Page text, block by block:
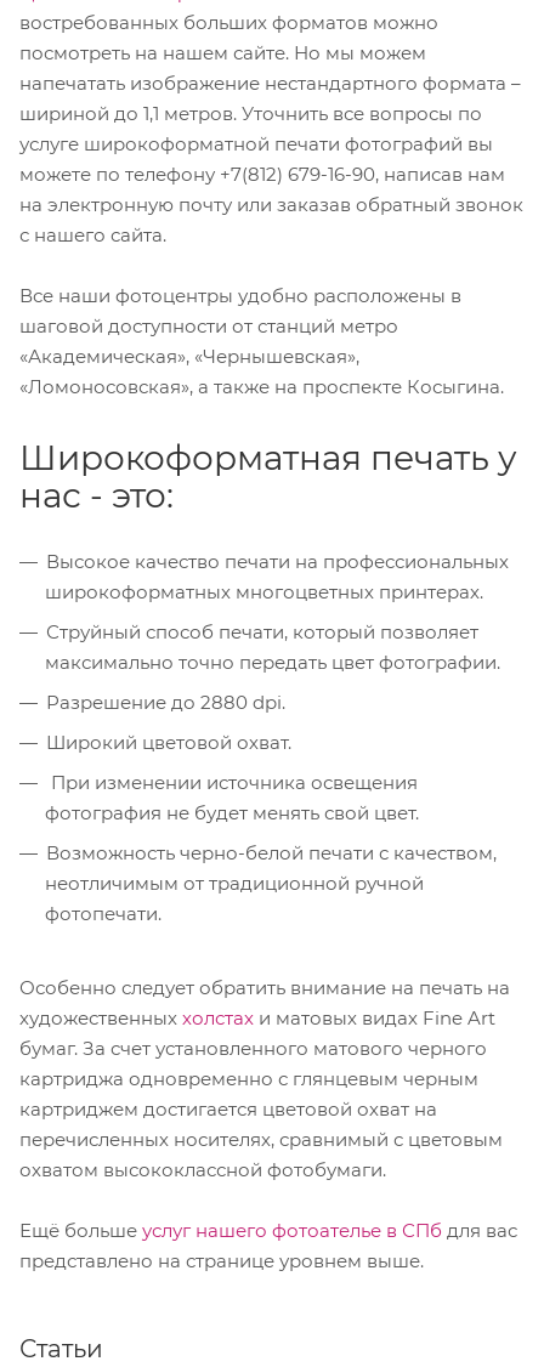
востребованных больших форматов можно
посмотреть на нашем сайте. Но мы можем
напечатать изображение нестандартного формата –
шириной до 1,1 метров. Уточнить все вопросы по
услуге широкоформатной печати фотографий вы
можете по телефону +7(812) 679-16-90, написав нам
на электронную почту или заказав обратный звонок
с нашего сайта.
Все наши фотоцентры удобно расположены в
шаговой доступности от станций метро
«Академическая», «Чернышевская»,
«Ломоносовская», а также на проспекте Косыгина.
Широкоформатная печать у
нас - это:
Высокое качество печати на профессиональных
широкоформатных многоцветных принтерах.
Струйный способ печати, который позволяет
максимально точно передать цвет фотографии.
Разрешение до 2880 dpi.
Широкий цветовой охват.
При изменении источника освещения
фотография не будет менять свой цвет.
Возможность черно-белой печати с качеством,
неотличимым от традиционной ручной
фотопечати.
Особенно следует обратить внимание на печать на
художественных холстах и матовых видах Fine Art
бумаг. За счет установленного матового черного
картриджа одновременно с глянцевым черным
картриджем достигается цветовой охват на
перечисленных носителях, сравнимый с цветовым
охватом высококлассной фотобумаги.
Ещё больше услуг нашего фотоателье в СПб для вас
представлено на странице уровнем выше.
Статьи